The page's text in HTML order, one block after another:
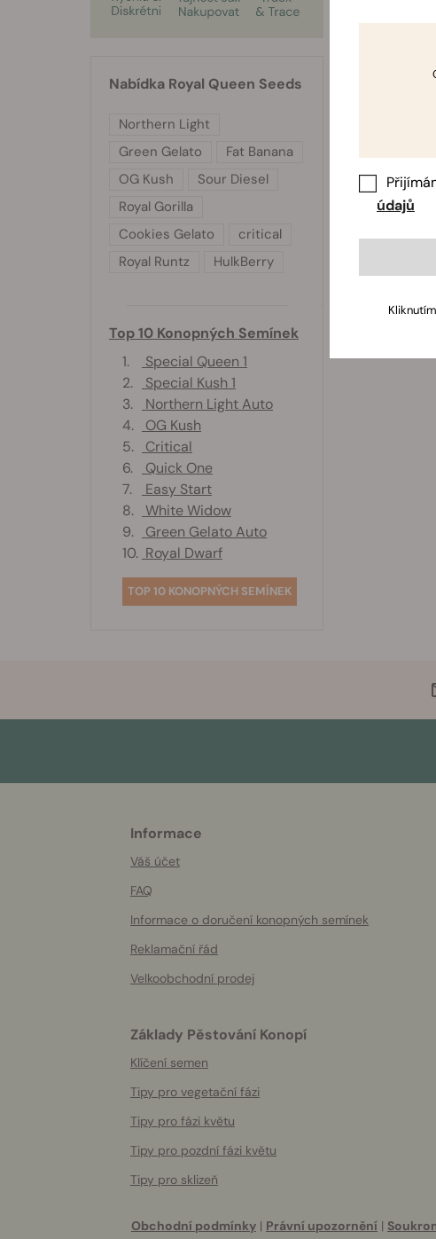
Nabídka Royal Queen Seeds
Northern Light
Green Gelato
Fat Banana
OG Kush
Sour Diesel
Royal Gorilla
Cookies Gelato
critical
Royal Runtz
HulkBerry
Top 10 Konopných Semínek
1.
Special Queen 1
2.
Special Kush 1
3.
Northern Light Auto
4.
OG Kush
5.
Critical
6.
Quick One
7.
Easy Start
8.
White Widow
9.
Green Gelato Auto
10. Royal Dwarf
TOP 10 KONOPNÝCH SEMÍNEK
Informace
Váš účet
FAQ
Informace o doručení konopných semínek
Reklamační řád
Velkoobchodní prodej
Základy Pěstování Konopí
Klíčení semen
Tipy pro vegetační fázi
Tipy pro fázi květu
Tipy pro pozdní fázi květu
Tipy pro sklizeň
Obchodní podmínky | Právní upozornění |
údajů